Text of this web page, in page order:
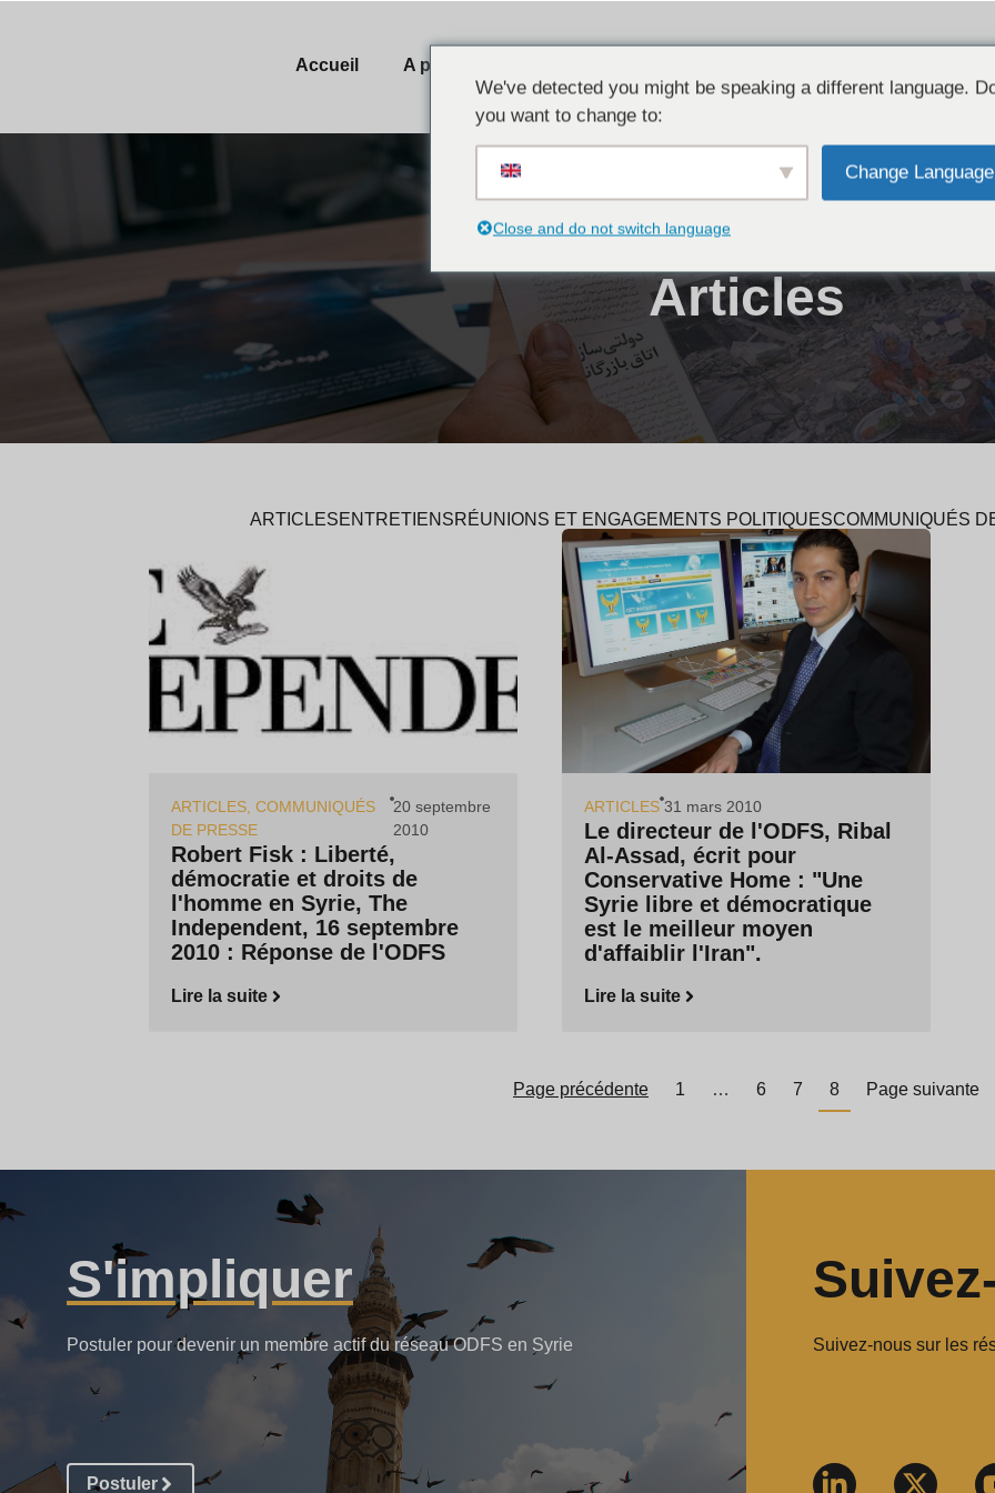
Accueil A propos de nous
Articles
ARTICLESENTRETIENSRÉUNIONS ET ENGAGEMENTS POLITIQUESCOMMUNIQUÉS
ARTICLES ,COMMUNIQUÉS
DE PRESSE
20 septembre
2010
Robert Fisk : Liberté,
démocratie et droits de
l'homme en Syrie, The
Independent, 16 septembre
2010 : Réponse de l'ODFS
Lire la suite
ARTICLES 31 mars 2010
Le directeur de l'ODFS, Ribal
Al-Assad, écrit pour
Conservative Home : "Une
Syrie libre et démocratique
est le meilleur moyen
d'affaiblir l'Iran".
Lire la suite
Page précédente 1 … 6 7 8 Page suivante
S'impliquer
Postuler pour devenir un membre actif du réseau ODFS en Syrie
Postuler
Suivez-nous sur les
We've detected you might be speaking a different language.
you want to change to:
Change Language
Close and do not switch language